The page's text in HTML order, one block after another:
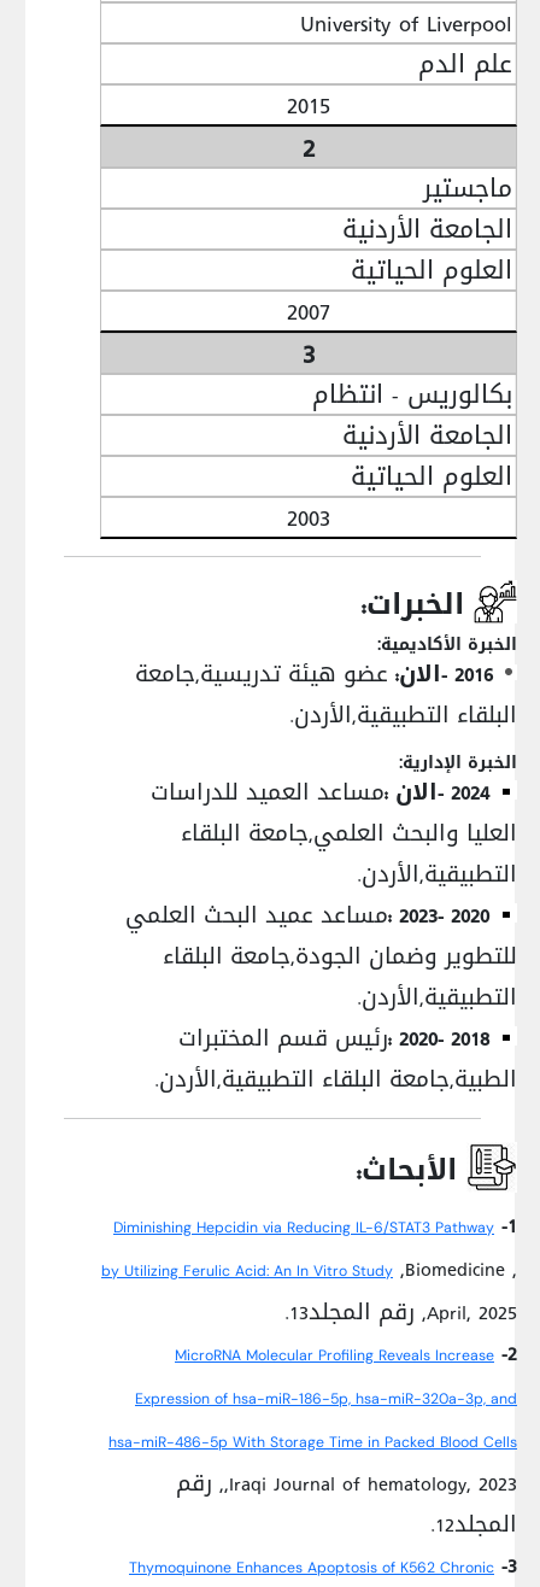
University of Liverpool
علم الدم
2015
2
ماجستير
الجامعة الأردنية
العلوم الحياتية
2007
3
بكالوريس - انتظام
الجامعة الأردنية
العلوم الحياتية
2003
الخبرات:
الخبرة الأكاديمية:
2016 -الان:
عضو هيئة تدريسية,جامعة
البلقاء التطبيقية,الأردن.
الخبرة الإدارية:
2024 -الان :
مساعد العميد للدراسات
العليا والبحث العلمي,جامعة البلقاء
التطبيقية,الأردن.
2020 -2023 :
مساعد عميد البحث العلمي
للتطوير وضمان الجودة,جامعة البلقاء
التطبيقية,الأردن.
2018 -2020 :
رئيس قسم المختبرات
الطبية,جامعة البلقاء التطبيقية,الأردن.
الأبحاث:
1-
Diminishing Hepcidin via Reducing IL-6/STAT3 Pathway
by Utilizing Ferulic Acid: An In Vitro Study ,Biomedicine ,
April, 2025, رقم المجلد13.
2-
MicroRNA Molecular Profiling Reveals Increase
Expression of hsa-miR-186-5p, hsa-miR-320a-3p, and
hsa-miR-486-5p With Storage Time in Packed Blood Cells
,Iraqi Journal of hematology, 2023, رقم
المجلد12.
3-
Thymoquinone Enhances Apoptosis of K562 Chronic